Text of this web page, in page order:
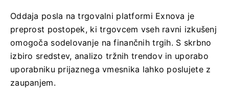
Oddaja posla na trgovalni platformi Exnova je
preprost postopek, ki trgovcem vseh ravni izkušenj
omogoča sodelovanje na finančnih trgih. S skrbno
izbiro sredstev, analizo tržnih trendov in uporabo
uporabniku prijaznega vmesnika lahko poslujete z
zaupanjem.